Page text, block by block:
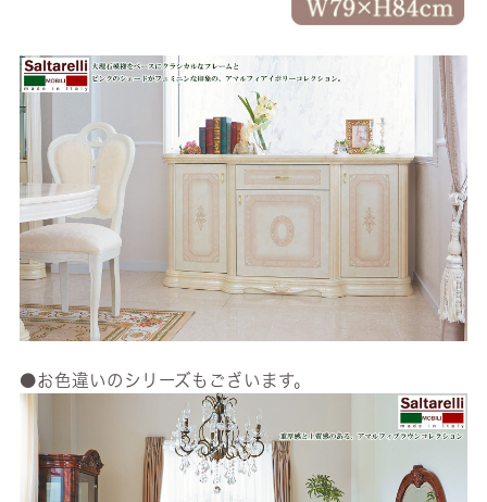
●お色違いのシリーズもございます。